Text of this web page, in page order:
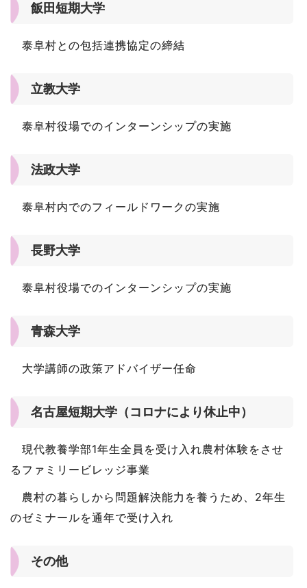
飯田短期大学
泰阜村との包括連携協定の締結
立教大学
泰阜村役場でのインターンシップの実施
法政大学
泰阜村内でのフィールドワークの実施
長野大学
泰阜村役場でのインターンシップの実施
青森大学
大学講師の政策アドバイザー任命
名古屋短期大学（コロナにより休止中）
現代教養学部1年生全員を受け入れ農村体験をさせ
るファミリービレッジ事業
農村の暮らしから問題解決能力を養うため、2年生
のゼミナールを通年で受け入れ
その他